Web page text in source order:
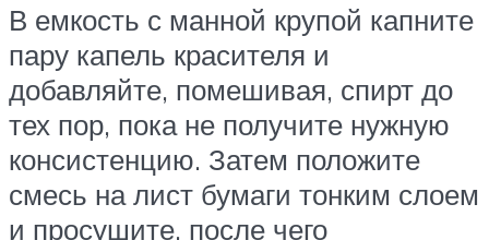
В емкость с манной крупой капните
пару капель красителя и
добавляйте, помешивая, спирт до
тех пор, пока не получите нужную
консистенцию. Затем положите
смесь на лист бумаги тонким слоем
и просушите, после чего